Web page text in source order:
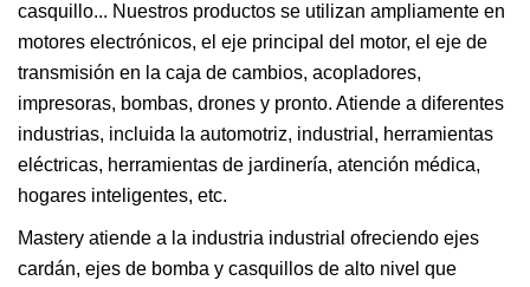
casquillo... Nuestros productos se utilizan ampliamente en
motores electrónicos, el eje principal del motor, el eje de
transmisión en la caja de cambios, acopladores,
impresoras, bombas, drones y pronto. Atiende a diferentes
industrias, incluida la automotriz, industrial, herramientas
eléctricas, herramientas de jardinería, atención médica,
hogares inteligentes, etc.
Mastery atiende a la industria industrial ofreciendo ejes
cardán, ejes de bomba y casquillos de alto nivel que